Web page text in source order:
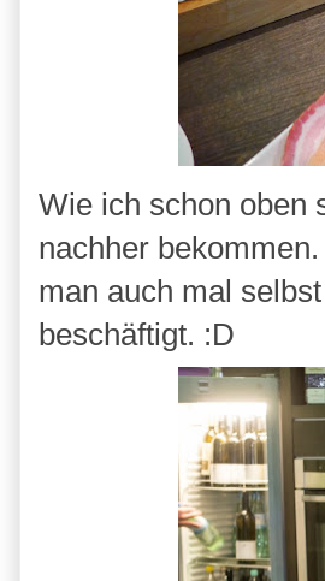
Wie ich schon oben
nachher
man auch mal
beschäftigt. :D